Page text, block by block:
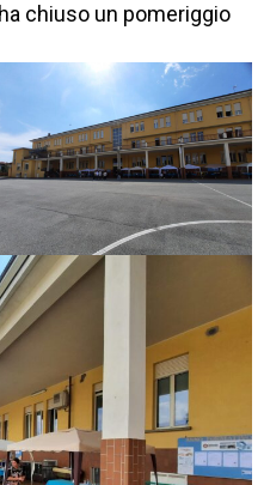
chiuso un pomeriggio